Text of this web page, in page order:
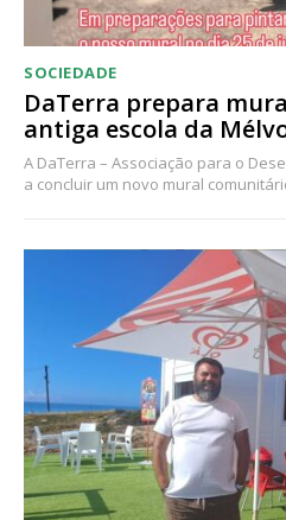
SOCIEDADE
DaTerra prepara
antiga escola da
A DaTerra – Associação para o
a concluir um novo mural